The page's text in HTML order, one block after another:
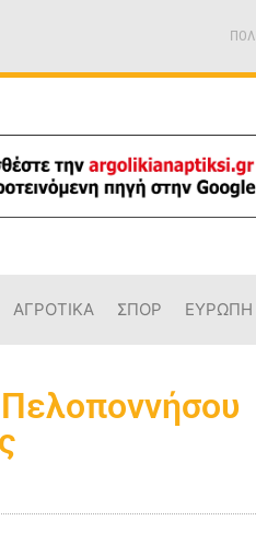
ΑΓΡΟΤΙΚΑ ΣΠΟΡ ΕΥΡΩΠΗ
Πελοποννήσου